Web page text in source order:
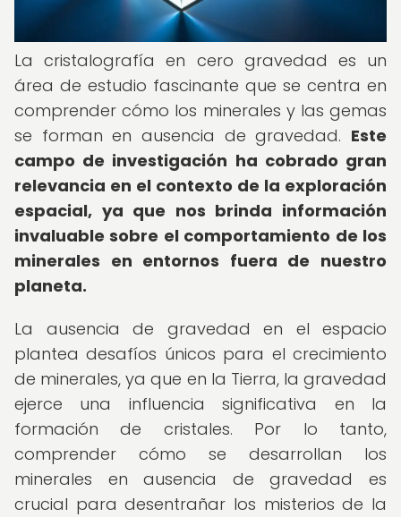
La cristalografía en cero gravedad es un
área de estudio fascinante que se centra en
comprender cómo los minerales y las gemas
se forman en ausencia de gravedad. Este
campo de investigación ha cobrado gran
relevancia en el contexto de la exploración
espacial, ya que nos brinda información
invaluable sobre el comportamiento de los
minerales en entornos fuera de nuestro
planeta.
La ausencia de gravedad en el espacio
plantea desafíos únicos para el crecimiento
de minerales, ya que en la Tierra, la gravedad
ejerce una influencia significativa en la
formación de cristales. Por lo tanto,
comprender cómo se desarrollan los
minerales en ausencia de gravedad es
crucial para desentrañar los misterios de la